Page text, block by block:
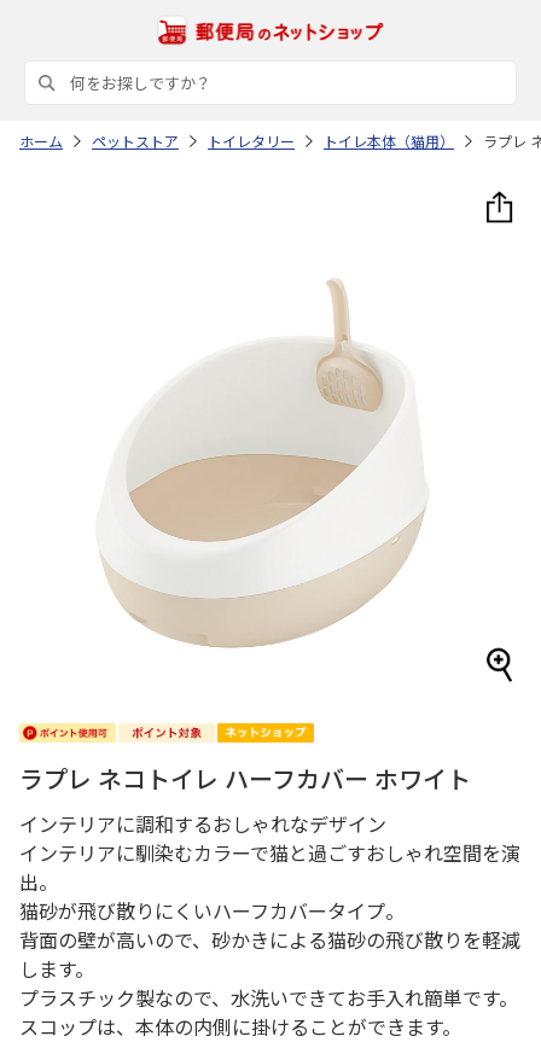
ホーム ペットストア トイレタリー トイレ本体（猫用） ラプレ
ラプレ ネコトイレ ハーフカバー ホワイト
インテリアに調和するおしゃれなデザイン
インテリアに馴染むカラーで猫と過ごすおしゃれ空間を演
出。
猫砂が飛び散りにくいハーフカバータイプ。
背面の壁が高いので、砂かきによる猫砂の飛び散りを軽減
します。
プラスチック製なので、水洗いできてお手入れ簡単です。
スコップは、本体の内側に掛けることができます。